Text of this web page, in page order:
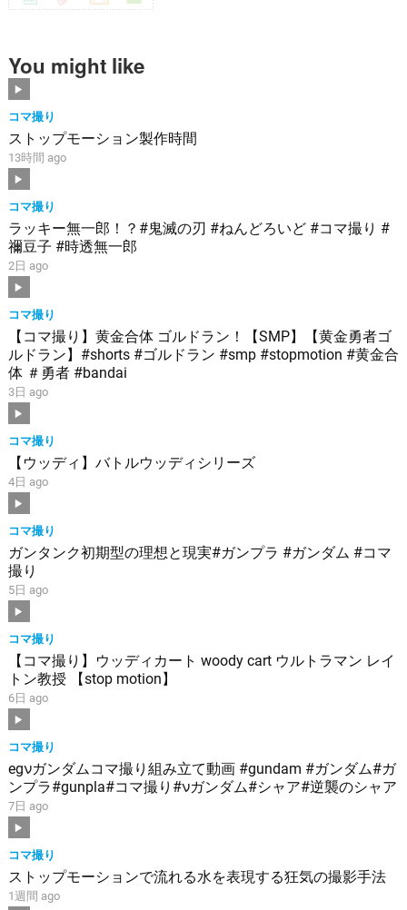
You might like
コマ撮り
ストップモーション製作時間
13時間 ago
コマ撮り
ラッキー無一郎！？#鬼滅の刃 #ねんどろいど #コマ撮り #
禰豆子 #時透無一郎
2日 ago
コマ撮り
【コマ撮り】黄金合体 ゴルドラン！【SMP】【黄金勇者ゴ
ルドラン】#shorts #ゴルドラン #smp #stopmotion #黄金合
体 ＃勇者 #bandai
3日 ago
コマ撮り
【ウッディ】バトルウッディシリーズ
4日 ago
コマ撮り
ガンタンク初期型の理想と現実#ガンプラ #ガンダム #コマ
撮り
5日 ago
コマ撮り
【コマ撮り】ウッディカート woody cart ウルトラマン レイ
トン教授 【stop motion】
6日 ago
コマ撮り
egνガンダムコマ撮り組み立て動画 #gundam #ガンダム#ガ
ンプラ#gunpla#コマ撮り#νガンダム#シャア#逆襲のシャア
7日 ago
コマ撮り
ストップモーションで流れる水を表現する狂気の撮影手法
1週間 ago